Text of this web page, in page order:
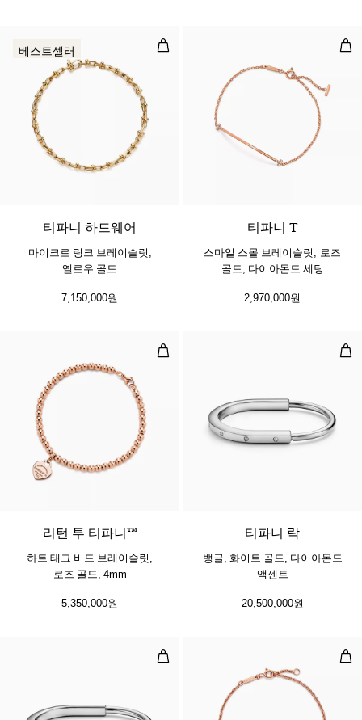
마이크로 링크 브레이슬릿, 옐로우
베스트셀러
티파니 하드웨어
마이크로 링크 브레이슬릿,
옐로우 골드
7,150,000원
스
티파니 T
스마일 스몰 브레이슬릿, 로즈
골드, 다이아몬드 세팅
2,970,000원
하트 태그 비드 브레이슬릿, 로즈 골
리턴 투 티파니™
하트 태그 비드 브레이슬릿,
로즈 골드, 4mm
5,350,000원
뱅
티파니 락
뱅글, 화이트 골드, 다이아몬드
액센트
20,500,000원
뱅글, 화이트 골드 더